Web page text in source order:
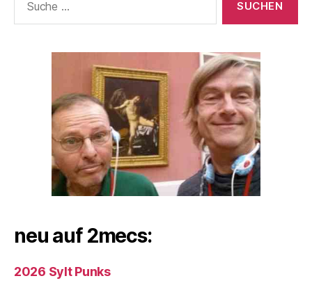
nach:
neu auf 2mecs:
2026 Sylt Punks